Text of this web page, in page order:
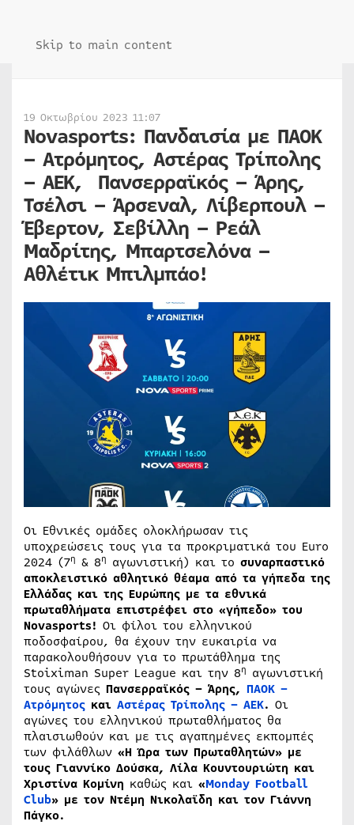
Skip to main content
19 Οκτωβρίου 2023 11:07
Novasports: Πανδαισία με ΠΑΟΚ
– Ατρόμητος, Αστέρας Τρίπολης
– ΑΕΚ, Πανσερραϊκός – Άρης,
Τσέλσι – Άρσεναλ, Λίβερπουλ –
Έβερτον, Σεβίλλη – Ρεάλ
Μαδρίτης, Μπαρτσελόνα –
Αθλέτικ Μπιλμπάο!
Οι Εθνικές ομάδες ολοκλήρωσαν τις
υποχρεώσεις τους για τα προκριματικά του Euro
2024 (7η & 8η αγωνιστική) και το συναρπαστικό
αποκλειστικό αθλητικό θέαμα από τα γήπεδα της
Ελλάδας και της Ευρώπης με τα εθνικά
πρωταθλήματα επιστρέφει στο «γήπεδο» του
Novasports! Οι φίλοι του ελληνικού
ποδοσφαίρου, θα έχουν την ευκαιρία να
παρακολουθήσουν για το πρωτάθλημα της
Stoiximan Super League και την 8η αγωνιστική
τους αγώνες Πανσερραϊκός – Άρης, ΠΑΟΚ –
Ατρόμητος και Αστέρας Τρίπολης – ΑΕΚ. Οι
αγώνες του ελληνικού πρωταθλήματος θα
πλαισιωθούν και με τις αγαπημένες εκπομπές
των φιλάθλων «Η Ώρα των Πρωταθλητών» με
τους Γιαννίκο Δούσκα, Λίλα Κουντουριώτη και
Χριστίνα Κομίνη καθώς και «Monday Football
Club» με τον Ντέμη Νικολαϊδη και τον Γιάννη
Πάγκο.